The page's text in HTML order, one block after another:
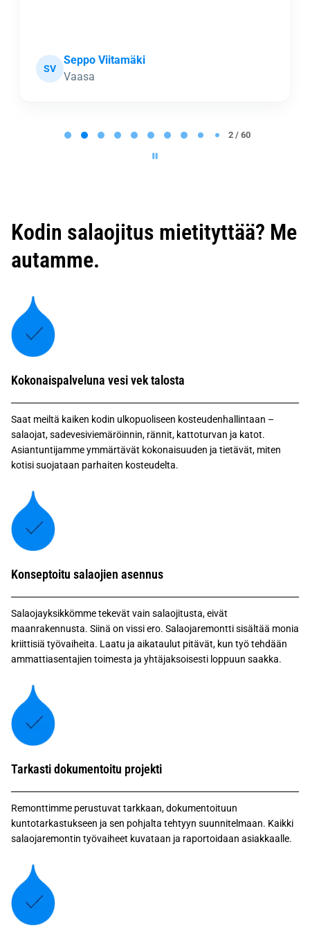
SV
Seppo Viitamäki
Vaasa
0
2 / 60
Kodin salaojitus mietityttää? Me
autamme.
Kokonaispalveluna vesi vek talosta
Saat meiltä kaiken kodin ulkopuoliseen kosteudenhallintaan –
salaojat, sadevesiviemäröinnin, rännit, kattoturvan ja katot.
Asiantuntijamme ymmärtävät kokonaisuuden ja tietävät, miten
kotisi suojataan parhaiten kosteudelta.
Konseptoitu salaojien asennus
Salaojayksikkömme tekevät vain salaojitusta, eivät
maanrakennusta. Siinä on vissi ero. Salaojaremontti sisältää monia
kriittisiä työvaiheita. Laatu ja aikataulut pitävät, kun työ tehdään
ammattiasentajien toimesta ja yhtäjaksoisesti loppuun saakka.
Tarkasti dokumentoitu projekti
Remonttimme perustuvat tarkkaan, dokumentoituun
kuntotarkastukseen ja sen pohjalta tehtyyn suunnitelmaan. Kaikki
salaojaremontin työvaiheet kuvataan ja raportoidaan asiakkaalle.